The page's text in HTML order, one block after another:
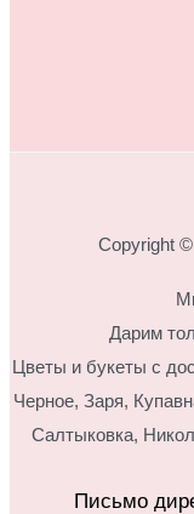
Copyright
Дарим
Цветы и букеты с
Черное, Заря,
Салтыковка,
Письмо